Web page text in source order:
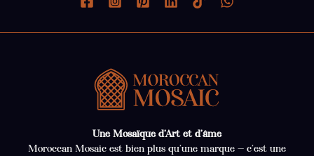
Une Mosaïque d’Art et d’âme
Moroccan Mosaic est bien plus qu’une marque — c’est une